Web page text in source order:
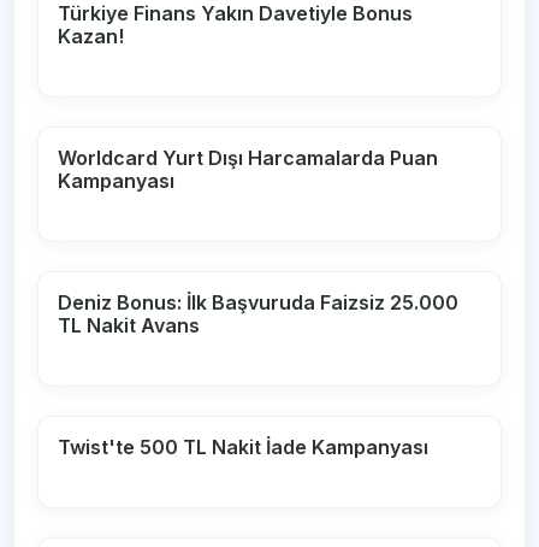
Türkiye Finans Yakın Davetiyle Bonus
Kazan!
Worldcard Yurt Dışı Harcamalarda Puan
Kampanyası
Deniz Bonus: İlk Başvuruda Faizsiz 25.000
TL Nakit Avans
Twist'te 500 TL Nakit İade Kampanyası